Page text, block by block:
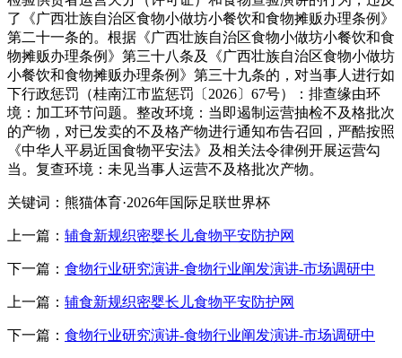
了《广西壮族自治区食物小做坊小餐饮和食物摊贩办理条例》
第二十一条的。根据《广西壮族自治区食物小做坊小餐饮和食
物摊贩办理条例》第三十八条及《广西壮族自治区食物小做坊
小餐饮和食物摊贩办理条例》第三十九条的，对当事人进行如
下行政惩罚（桂南江市监惩罚〔2026〕67号）：排查缘由环
境：加工环节问题。整改环境：当即遏制运营抽检不及格批次
的产物，对已发卖的不及格产物进行通知布告召回，严酷按照
《中华人平易近国食物平安法》及相关法令律例开展运营勾
当。复查环境：未见当事人运营不及格批次产物。
关键词：熊猫体育·2026年国际足联世界杯
上一篇： 辅食新规织密婴长儿食物平安防护网
下一篇： 食物行业研究演讲-食物行业阐发演讲-市场调研中
上一篇： 辅食新规织密婴长儿食物平安防护网
下一篇： 食物行业研究演讲-食物行业阐发演讲-市场调研中